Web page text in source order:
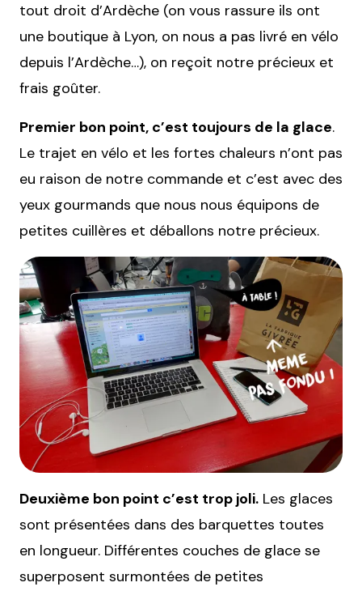
tout droit d’Ardèche (on vous rassure ils ont
une boutique à Lyon, on nous a pas livré en vélo
depuis l’Ardèche…), on reçoit notre précieux et
frais goûter.
Premier bon point, c’est toujours de la glace.
Le trajet en vélo et les fortes chaleurs n’ont pas
eu raison de notre commande et c’est avec des
yeux gourmands que nous nous équipons de
petites cuillères et déballons notre précieux.
Deuxième bon point c’est trop joli. Les glaces
sont présentées dans des barquettes toutes
en longueur. Différentes couches de glace se
superposent surmontées de petites